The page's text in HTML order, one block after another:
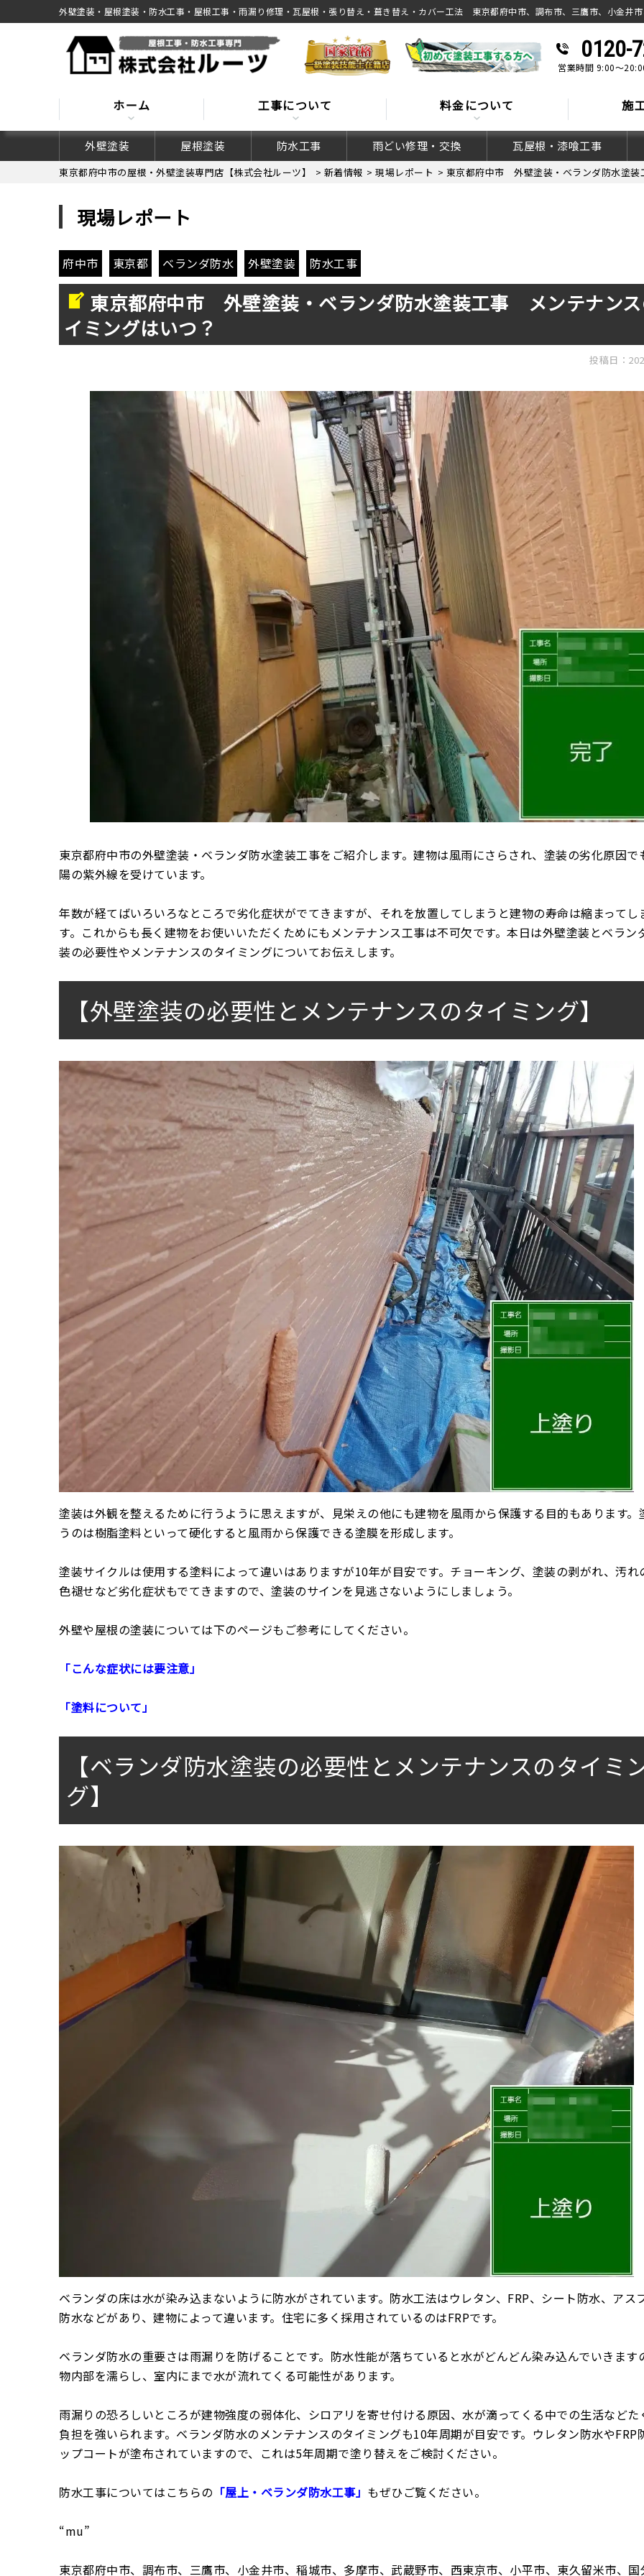
外壁塗装・屋根塗装・防水工事・屋根工事・雨漏り修理・瓦屋根・張り替え・葺き替え・カバー工法 東京都府中市、調布市、三鷹市、小金井
0120-
営業時間 9:00～
ホーム 工事について 料金について 施
外壁塗装 屋根塗装 防水工事 雨どい修理・交換 瓦屋根・漆喰工事
東京都府中市の屋根・外壁塗装専門店【株式会社ルーツ】 > 新着情報 > 現場レポート > 東京都府中市 外壁塗装・ベランダ防水塗
現場レポート
府中市 東京都 ベランダ防水 外壁塗装 防水工事
東京都府中市 外壁塗装・ベランダ防水塗装工事 メンテナン
イミングはいつ？
投稿日：
東京都府中市の外壁塗装・ベランダ防水塗装工事をご紹介します。建物は風雨にさらされ、塗装の劣化原因で
陽の紫外線を受けています。
年数が経てばいろいろなところで劣化症状がでてきますが、それを放置してしまうと建物の寿命は縮まってし
す。これからも長く建物をお使いいただくためにもメンテナンス工事は不可欠です。本日は外壁塗装とベラン
装の必要性やメンテナンスのタイミングについてお伝えします。
【外壁塗装の必要性とメンテナンスのタイミング】
塗装は外観を整えるために行うように思えますが、見栄えの他にも建物を風雨から保護する目的もあります。
うのは樹脂塗料といって硬化すると風雨から保護できる塗膜を形成します。
塗装サイクルは使用する塗料によって違いはありますが10年が目安です。チョーキング、塗装の剥がれ、汚れ
色褪せなど劣化症状もでてきますので、塗装のサインを見逃さないようにしましょう。
外壁や屋根の塗装については下のページもご参考にしてください。
「こんな症状には要注意」
「塗料について」
【ベランダ防水塗装の必要性とメンテナンスのタイミ
グ】
ベランダの床は水が染み込まないように防水がされています。防水工法はウレタン、FRP、シート防水、アス
防水などがあり、建物によって違います。住宅に多く採用されているのはFRPです。
ベランダ防水の重要さは雨漏りを防げることです。防水性能が落ちていると水がどんどん染み込んでいきます
物内部を濡らし、室内にまで水が流れてくる可能性があります。
雨漏りの恐ろしいところが建物強度の弱体化、シロアリを寄せ付ける原因、水が滴ってくる中での生活などた
負担を強いられます。ベランダ防水のメンテナンスのタイミングも10年周期が目安です。ウレタン防水やFRP
ップコートが塗布されていますので、これは5年周期で塗り替えをご検討ください。
防水工事についてはこちらの 「屋上・ベランダ防水工事」 もぜひご覧ください。
“mu”
東京都府中市、調布市、三鷹市、小金井市、稲城市、多摩市、武蔵野市、西東京市、小平市、東久留米市、